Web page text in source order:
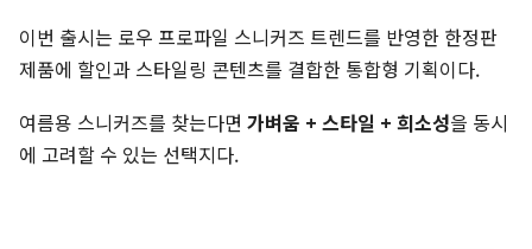
이번 출시는 로우 프로파일 스니커즈 트렌드를 반영한 한정판
제품에 할인과 스타일링 콘텐츠를 결합한 통합형 기획이다.
여름용 스니커즈를 찾는다면 가벼움 + 스타일 + 희소성을 동시
에 고려할 수 있는 선택지다.